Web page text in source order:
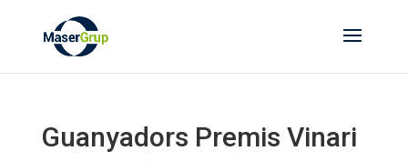
Guanyadors Premis Vinari